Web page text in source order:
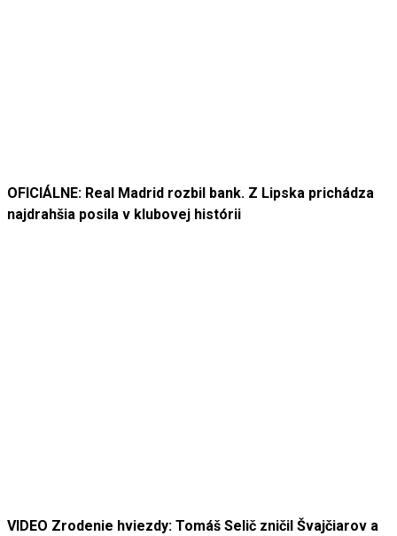
OFICIÁLNE: Real Madrid rozbil bank. Z Lipska prichádza
najdrahšia posila v klubovej histórii
VIDEO Zrodenie hviezdy: Tomáš Selič zničil Švajčiarov a